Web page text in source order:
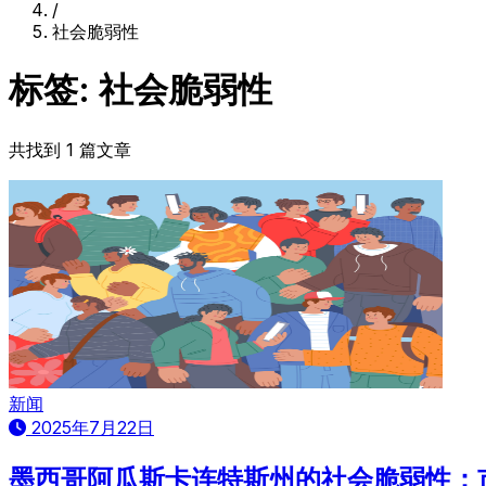
/
社会脆弱性
标签: 社会脆弱性
共找到 1 篇文章
新闻
2025年7月22日
墨西哥阿瓜斯卡连特斯州的社会脆弱性：